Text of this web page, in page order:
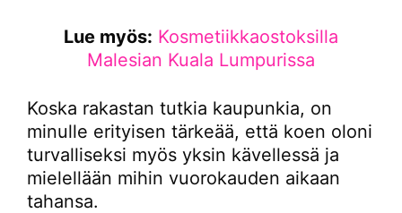
Lue myös: Kosmetiikkaostoksilla
Malesian Kuala Lumpurissa
Koska rakastan tutkia kaupunkia, on
minulle erityisen tärkeää, että koen oloni
turvalliseksi myös yksin kävellessä ja
mielellään mihin vuorokauden aikaan
tahansa.